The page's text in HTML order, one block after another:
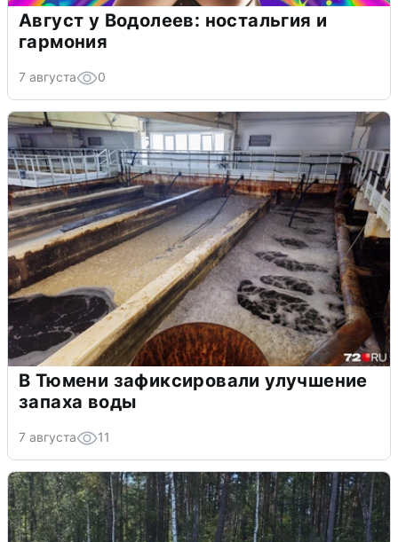
Август у Водолеев: ностальгия и
гармония
7 августа 0
В Тюмени зафиксировали улучшение
запаха воды
7 августа 11